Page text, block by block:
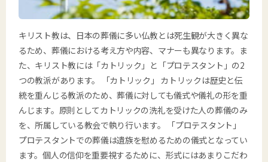
キリスト教は、日本の葬儀に多い仏教とは死生観が大きく異な
るため、葬儀における考え方や内容、マナーも異なります。ま
た、キリスト教には「カトリック」と「プロテスタント」の2
つの教派があります。 「カトリック」 カトリックは歴史と伝
統を重んじる教派のため、葬儀に対しても儀式や儀礼の形を重
んじます。原則としてカトリックの洗礼を受けた人の葬儀のみ
を、所属している教会で執り行います。 「プロテスタント」
プロテスタントでの葬儀は遺族を慰めるための儀式となってい
ます。個人の信仰を重要視するために、形式にはあまりこだわ